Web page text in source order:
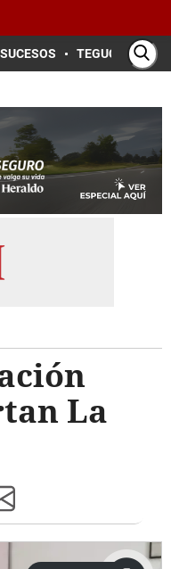
SUCESOS TEGUCIGALPA
La